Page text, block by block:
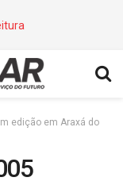
edição em Araxá do